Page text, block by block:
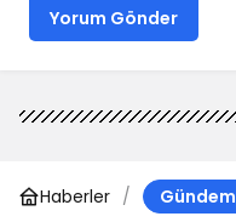
Yorum Gönder
Haberler Gündem